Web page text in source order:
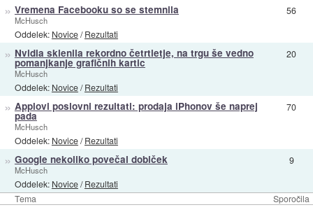
Tema Sporočila
» Vremena Facebooku so se stemnila
McHusch
Oddelek: Novice/Rezultati
56
» Nvidia sklenila rekordno četrtletje, na trgu še vedno
pomanjkanje grafičnih kartic
McHusch
Oddelek: Novice/Rezultati
20
» Applovi poslovni rezultati: prodaja iPhonov še naprej
pada
McHusch
Oddelek: Novice/Rezultati
70
» Google nekoliko povečal dobiček
McHusch
Oddelek: Novice/Rezultati
9